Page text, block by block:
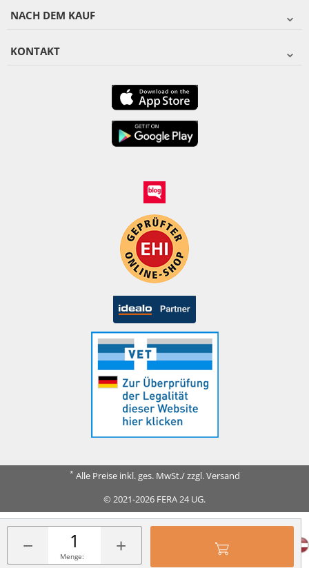
− +
Menge:
NACH DEM KAUF
KONTAKT
* Alle Preise inkl. ges. MwSt./ zzgl. Versand
© 2021-2026 FERA 24 UG.
FERA INTERNATIONAL: